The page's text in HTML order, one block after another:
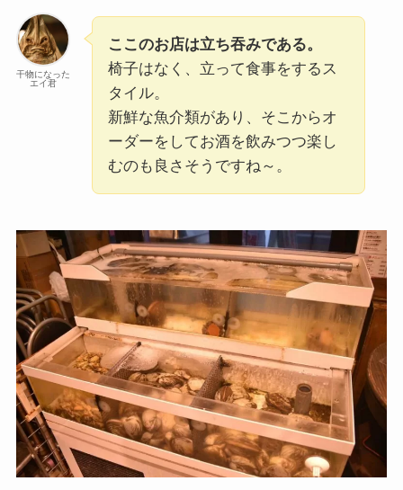
干物になった
エイ君
ここのお店は立ち吞みである。
椅子はなく、立って食事をするス
タイル。
新鮮な魚介類があり、そこからオ
ーダーをしてお酒を飲みつつ楽し
むのも良さそうですね～。